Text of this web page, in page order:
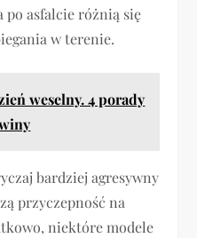
po asfalcie różnią się
w terenie.
weselny. 4 porady
bardziej agresywny
przyczepność na
niektóre modele